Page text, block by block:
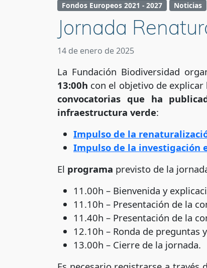
Fondos Europeos 2021 - 2027 Noticias
Jornada
14 de enero de 2025
La Fundación Biodiversidad
13:00h con el objetivo de
convocatorias que ha
infraestructura verde:
Impulso de la
Impulso de la investigación
El programa previsto de la
11.00h – Bienvenida y
11.10h – Presentación de la
11.40h – Presentación de la
12.10h – Ronda de preguntas
13.00h – Cierre de la jornada.